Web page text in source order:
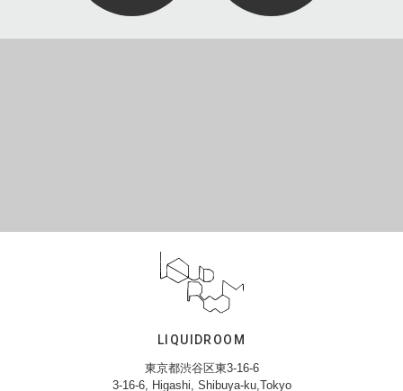
LIQUIDROOM
東京都渋谷区東3-16-6
3-16-6, Higashi, Shibuya-ku,Tokyo